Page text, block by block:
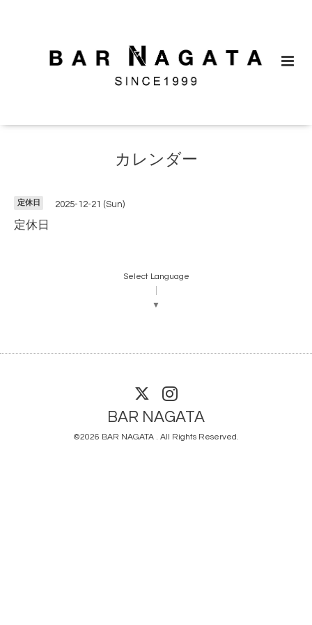
カレンダー
定休日 2025-12-21 (Sun)
定休日
Select Language
▼
BAR NAGATA
©2026 BAR NAGATA . All Rights Reserved.